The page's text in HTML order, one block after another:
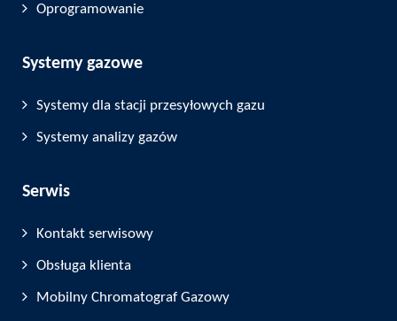
Oprogramowanie
Systemy gazowe
Systemy dla stacji przesyłowych gazu
Systemy analizy gazów
Serwis
Kontakt serwisowy
Obsługa klienta
Mobilny Chromatograf Gazowy